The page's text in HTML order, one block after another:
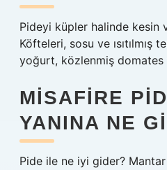
Pideyi küpler halinde kesin
Köfteleri, sosu ve ısıtılmış
yoğurt, közlenmiş
MISAFIRE
YANINA NE
Pide ile ne iyi gider?